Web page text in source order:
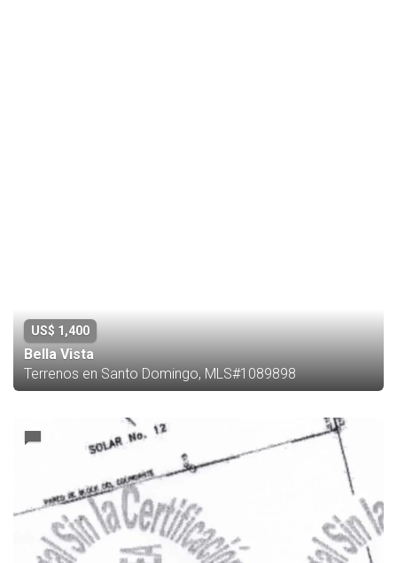
US$ 1,400
Bella Vista
Terrenos en Santo Domingo, MLS#1089898